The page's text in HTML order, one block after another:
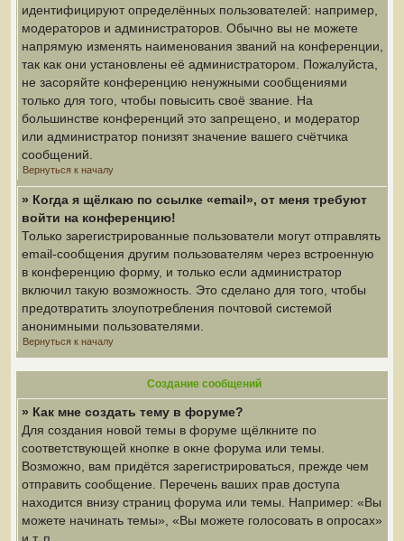
идентифицируют определённых пользователей: например,
модераторов и администраторов. Обычно вы не можете
напрямую изменять наименования званий на конференции,
так как они установлены её администратором. Пожалуйста,
не засоряйте конференцию ненужными сообщениями
только для того, чтобы повысить своё звание. На
большинстве конференций это запрещено, и модератор
или администратор понизят значение вашего счётчика
сообщений.
Вернуться к началу
» Когда я щёлкаю по ссылке «email», от меня требуют
войти на конференцию!
Только зарегистрированные пользователи могут отправлять
email-сообщения другим пользователям через встроенную
в конференцию форму, и только если администратор
включил такую возможность. Это сделано для того, чтобы
предотвратить злоупотребления почтовой системой
анонимными пользователями.
Вернуться к началу
Создание сообщений
» Как мне создать тему в форуме?
Для создания новой темы в форуме щёлкните по
соответствующей кнопке в окне форума или темы.
Возможно, вам придётся зарегистрироваться, прежде чем
отправить сообщение. Перечень ваших прав доступа
находится внизу страниц форума или темы. Например: «Вы
можете начинать темы», «Вы можете голосовать в опросах»